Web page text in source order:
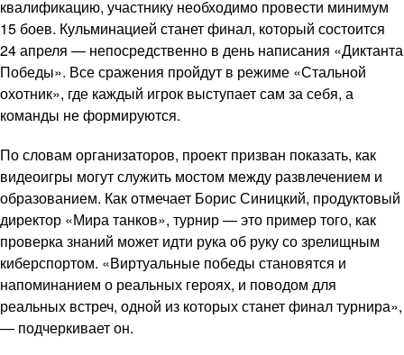
квалификацию, участнику необходимо провести минимум
15 боев. Кульминацией станет финал, который состоится
24 апреля — непосредственно в день написания «Диктанта
Победы». Все сражения пройдут в режиме «Стальной
охотник», где каждый игрок выступает сам за себя, а
команды не формируются.
По словам организаторов, проект призван показать, как
видеоигры могут служить мостом между развлечением и
образованием. Как отмечает Борис Синицкий, продуктовый
директор «Мира танков», турнир — это пример того, как
проверка знаний может идти рука об руку со зрелищным
киберспортом. «Виртуальные победы становятся и
напоминанием о реальных героях, и поводом для
реальных встреч, одной из которых станет финал турнира»,
— подчеркивает он.